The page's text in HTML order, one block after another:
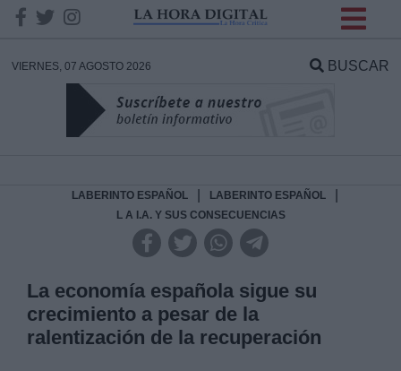
VIERNES, 07 AGOSTO 2026 BUSCAR
LABERINTO ESPAÑOL LABERINTO ESPAÑOL
L A I.A. Y SUS CONSECUENCIAS
La economía española sigue su
crecimiento a pesar de la
ralentización de la recuperación
DATOS
Responsable: